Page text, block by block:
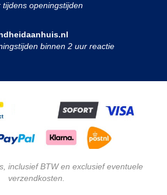
tijdens openingstijden
binnen 2 uur reactie
inclusief BTW en exclusief eventuele
verzendkosten.